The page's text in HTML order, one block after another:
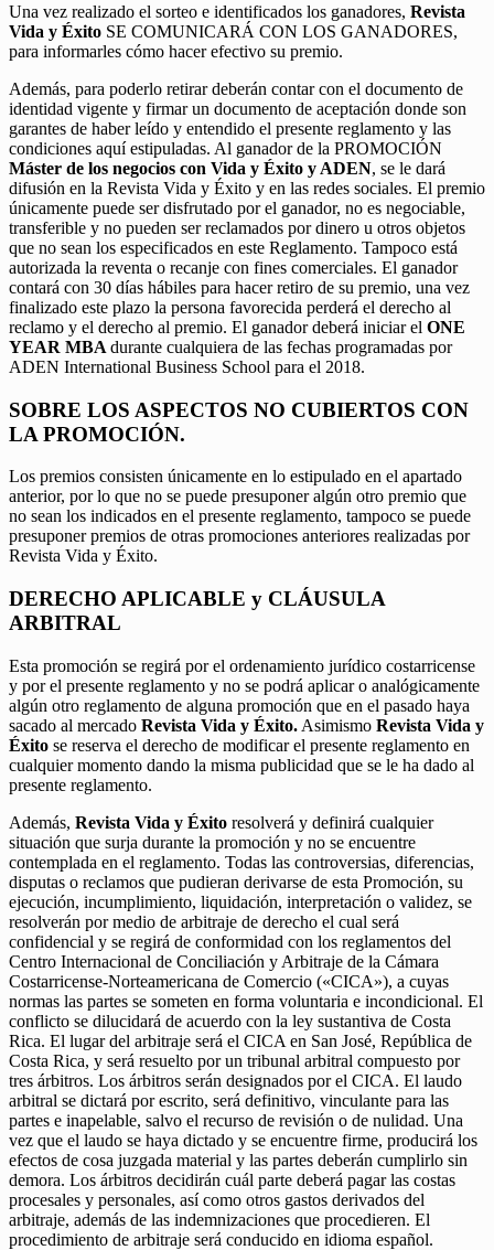
Una vez realizado el sorteo e identificados los ganadores, Revista
Vida y Éxito SE COMUNICARÁ CON LOS GANADORES,
para informarles cómo hacer efectivo su premio.
Además, para poderlo retirar deberán contar con el documento de
identidad vigente y firmar un documento de aceptación donde son
garantes de haber leído y entendido el presente reglamento y las
condiciones aquí estipuladas. Al ganador de la PROMOCIÓN
Máster de los negocios con Vida y Éxito y ADEN, se le dará
difusión en la Revista Vida y Éxito y en las redes sociales. El premio
únicamente puede ser disfrutado por el ganador, no es negociable,
transferible y no pueden ser reclamados por dinero u otros objetos
que no sean los especificados en este Reglamento. Tampoco está
autorizada la reventa o recanje con fines comerciales. El ganador
contará con 30 días hábiles para hacer retiro de su premio, una vez
finalizado este plazo la persona favorecida perderá el derecho al
reclamo y el derecho al premio. El ganador deberá iniciar el ONE
YEAR MBA durante cualquiera de las fechas programadas por
ADEN International Business School para el 2018.
SOBRE LOS ASPECTOS NO CUBIERTOS CON
LA PROMOCIÓN.
Los premios consisten únicamente en lo estipulado en el apartado
anterior, por lo que no se puede presuponer algún otro premio que
no sean los indicados en el presente reglamento, tampoco se puede
presuponer premios de otras promociones anteriores realizadas por
Revista Vida y Éxito.
DERECHO APLICABLE y CLÁUSULA
ARBITRAL
Esta promoción se regirá por el ordenamiento jurídico costarricense
y por el presente reglamento y no se podrá aplicar o analógicamente
algún otro reglamento de alguna promoción que en el pasado haya
sacado al mercado Revista Vida y Éxito. Asimismo Revista Vida y
Éxito se reserva el derecho de modificar el presente reglamento en
cualquier momento dando la misma publicidad que se le ha dado al
presente reglamento.
Además, Revista Vida y Éxito resolverá y definirá cualquier
situación que surja durante la promoción y no se encuentre
contemplada en el reglamento. Todas las controversias, diferencias,
disputas o reclamos que pudieran derivarse de esta Promoción, su
ejecución, incumplimiento, liquidación, interpretación o validez, se
resolverán por medio de arbitraje de derecho el cual será
confidencial y se regirá de conformidad con los reglamentos del
Centro Internacional de Conciliación y Arbitraje de la Cámara
Costarricense-Norteamericana de Comercio («CICA»), a cuyas
normas las partes se someten en forma voluntaria e incondicional. El
conflicto se dilucidará de acuerdo con la ley sustantiva de Costa
Rica. El lugar del arbitraje será el CICA en San José, República de
Costa Rica, y será resuelto por un tribunal arbitral compuesto por
tres árbitros. Los árbitros serán designados por el CICA. El laudo
arbitral se dictará por escrito, será definitivo, vinculante para las
partes e inapelable, salvo el recurso de revisión o de nulidad. Una
vez que el laudo se haya dictado y se encuentre firme, producirá los
efectos de cosa juzgada material y las partes deberán cumplirlo sin
demora. Los árbitros decidirán cuál parte deberá pagar las costas
procesales y personales, así como otros gastos derivados del
arbitraje, además de las indemnizaciones que procedieren. El
procedimiento de arbitraje será conducido en idioma español.